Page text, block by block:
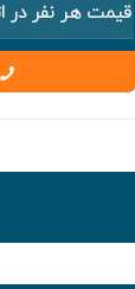
قیمت هر نفر در اتاق 2